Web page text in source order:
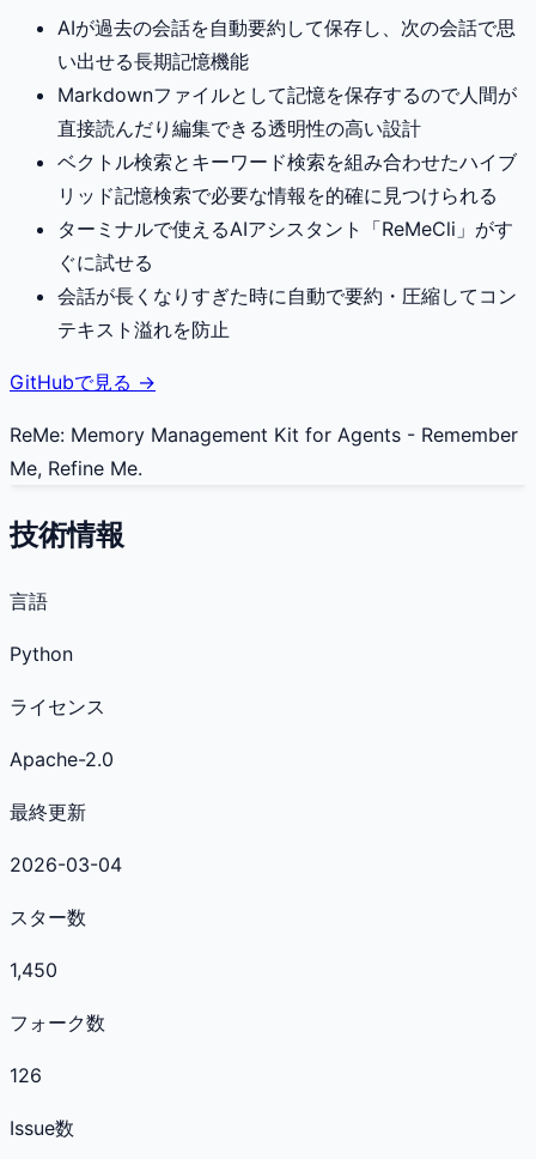
AIが過去の会話を自動要約して保存し、次の会話で思
い出せる長期記憶機能
Markdownファイルとして記憶を保存するので人間が
直接読んだり編集できる透明性の高い設計
ベクトル検索とキーワード検索を組み合わせたハイブ
リッド記憶検索で必要な情報を的確に見つけられる
ターミナルで使えるAIアシスタント「ReMeCli」がす
ぐに試せる
会話が長くなりすぎた時に自動で要約・圧縮してコン
テキスト溢れを防止
GitHubで見る →
ReMe: Memory Management Kit for Agents - Remember
Me, Refine Me.
技術情報
言語
Python
ライセンス
Apache-2.0
最終更新
2026-03-04
スター数
1,450
フォーク数
126
Issue数